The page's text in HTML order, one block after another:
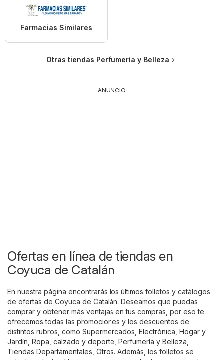
Farmacias Similares
Otras tiendas Perfumería y Belleza
ANUNCIO
Ofertas en línea de tiendas en
Coyuca de Catalán
En nuestra página encontrarás los últimos folletos y catálogos
de ofertas de Coyuca de Catalán. Deseamos que puedas
comprar y obtener más ventajas en tus compras, por eso te
ofrecemos todas las promociones y los descuentos de
distintos rubros, como Supermercados Electrónica Hogar y
Jardín Ropa, calzado y deporte Perfumería y Belleza
Tiendas Departamentales Otros. Además, los folletos se